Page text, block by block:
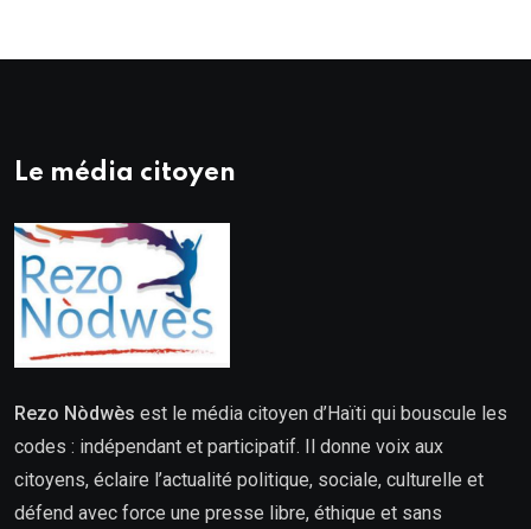
Le média citoyen
Rezo Nòdwès est le média citoyen d’Haïti qui bouscule les
codes : indépendant et participatif. Il donne voix aux
citoyens, éclaire l’actualité politique, sociale, culturelle et
défend avec force une presse libre, éthique et sans